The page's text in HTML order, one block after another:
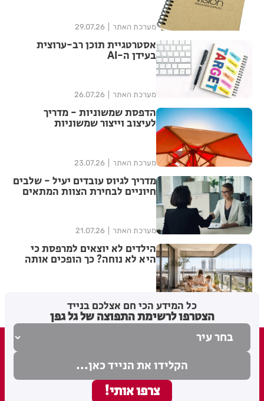
מערכת האתר 29.07.26
אסטרטגיית תוכן רב-ערוצית
בעידן ה-AI
מערכת האתר 26.07.26
הדפסת שמשוניות - מדריך
לעיצוב וייצור שמשוניות
מערכת האתר 23.07.26
מדריך לגיוס עובדים יעיל - שלבים
חיוניים לבחירת הצוות המתאים
מערכת האתר 21.07.26
הילדים לא יוצאים למרפסת כי
היא לא נוחה? כך הופכים אותה
כל המידע הכי חם אצלכם בנייד
הצטרפו לרשימת התפוצה של גל גפן